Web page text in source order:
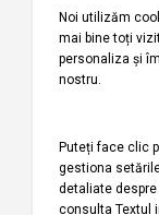
Companie
Despre noi